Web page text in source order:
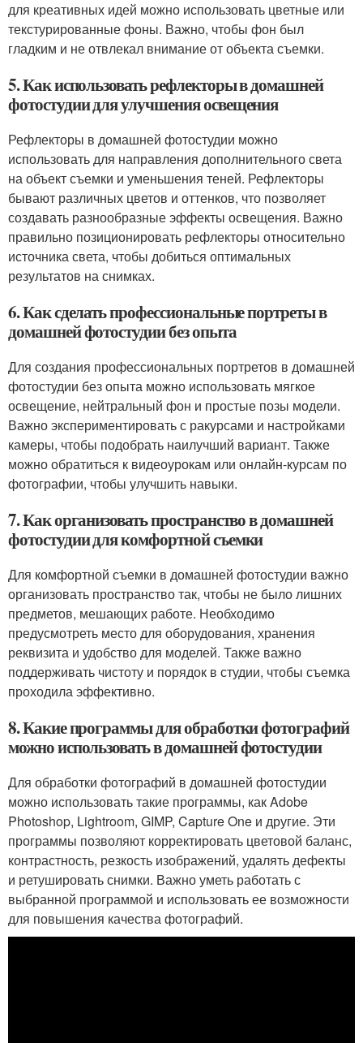
для креативных идей можно использовать цветные или
текстурированные фоны. Важно, чтобы фон был
гладким и не отвлекал внимание от объекта съемки.
5. Как использовать рефлекторы в домашней
фотостудии для улучшения освещения
Рефлекторы в домашней фотостудии можно
использовать для направления дополнительного света
на объект съемки и уменьшения теней. Рефлекторы
бывают различных цветов и оттенков, что позволяет
создавать разнообразные эффекты освещения. Важно
правильно позиционировать рефлекторы относительно
источника света, чтобы добиться оптимальных
результатов на снимках.
6. Как сделать профессиональные портреты в
домашней фотостудии без опыта
Для создания профессиональных портретов в домашней
фотостудии без опыта можно использовать мягкое
освещение, нейтральный фон и простые позы модели.
Важно экспериментировать с ракурсами и настройками
камеры, чтобы подобрать наилучший вариант. Также
можно обратиться к видеоурокам или онлайн-курсам по
фотографии, чтобы улучшить навыки.
7. Как организовать пространство в домашней
фотостудии для комфортной съемки
Для комфортной съемки в домашней фотостудии важно
организовать пространство так, чтобы не было лишних
предметов, мешающих работе. Необходимо
предусмотреть место для оборудования, хранения
реквизита и удобство для моделей. Также важно
поддерживать чистоту и порядок в студии, чтобы съемка
проходила эффективно.
8. Какие программы для обработки фотографий
можно использовать в домашней фотостудии
Для обработки фотографий в домашней фотостудии
можно использовать такие программы, как Adobe
Photoshop, Lightroom, GIMP, Capture One и другие. Эти
программы позволяют корректировать цветовой баланс,
контрастность, резкость изображений, удалять дефекты
и ретушировать снимки. Важно уметь работать с
выбранной программой и использовать ее возможности
для повышения качества фотографий.